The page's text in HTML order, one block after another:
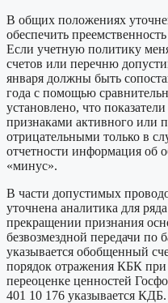
В общих положениях
обеспечить
Если учетную политику
счетов или перечню
января должны быть
года с помощью
установлено, что
признаками активного или
отрицательными только в
отчетности информация об
«минус».
В части допустимых
уточнена аналитика для
прекращении признания
безвозмездной передачи по
указывается обобщенный
порядок отражения КБК
переоценке ценностей
401 10 176 указывается КДБ.